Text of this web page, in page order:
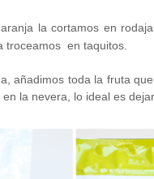
la cortamos en
troceamos en taquitos.
añadimos toda la fruta
la nevera, lo ideal es